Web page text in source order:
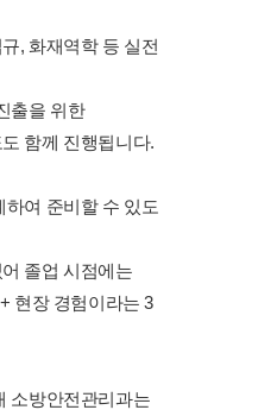
, 화재역학 등 실전
출을 위한
함께 진행됩니다.
하여 준비할 수 있도
졸업 시점에는
현장 경험이라는 3
소방안전관리과는